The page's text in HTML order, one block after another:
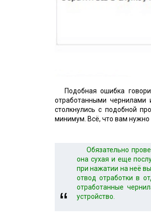
Подобная ошибка
отработанными чернилами
столкнулись с подобной
минимум. Всё, что вам нужно
Обязательно
она сухая и еще
при нажатии на неё
отвод отработки в
отработанные
устройство.